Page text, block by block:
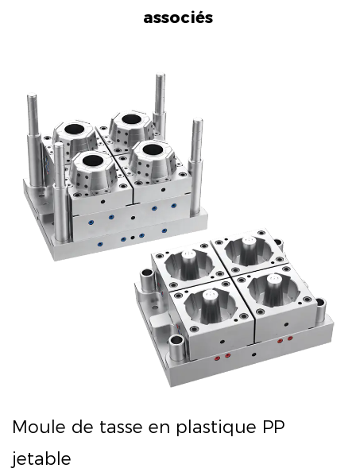
associés
Moule de tasse en plastique PP
jetable